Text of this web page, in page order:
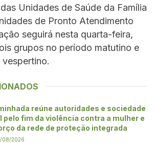
Unidades de Saúde da Família
de Pronto Atendimento
seguirá nesta quarta-feira,
grupos no período matutino e
reúne autoridades e sociedade
pelo fim da violência contra a mulher e
da rede de proteção integrada
08/2026